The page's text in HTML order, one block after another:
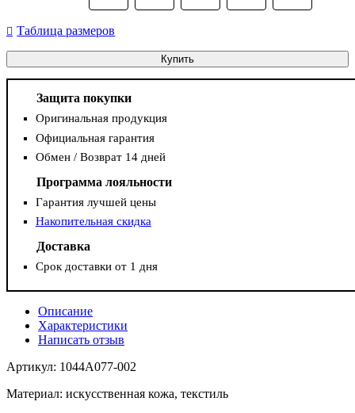
Таблица размеров
Купить
Защита покупки
Оригинальная продукция
Официальная гарантия
Обмен / Возврат 14 дней
Программа лояльности
Гарантия лучшей цены
Накопительная скидка
Доставка
Срок доставки от 1 дня
Описание
Характеристики
Написать отзыв
Артикул: 1044A077-002
Материал: искусственная кожа, текстиль